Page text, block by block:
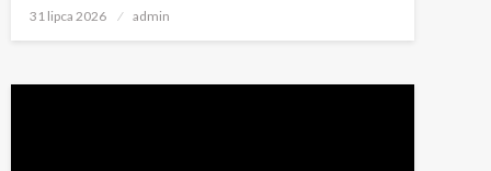
Napisano
31 lipca 2026 admin